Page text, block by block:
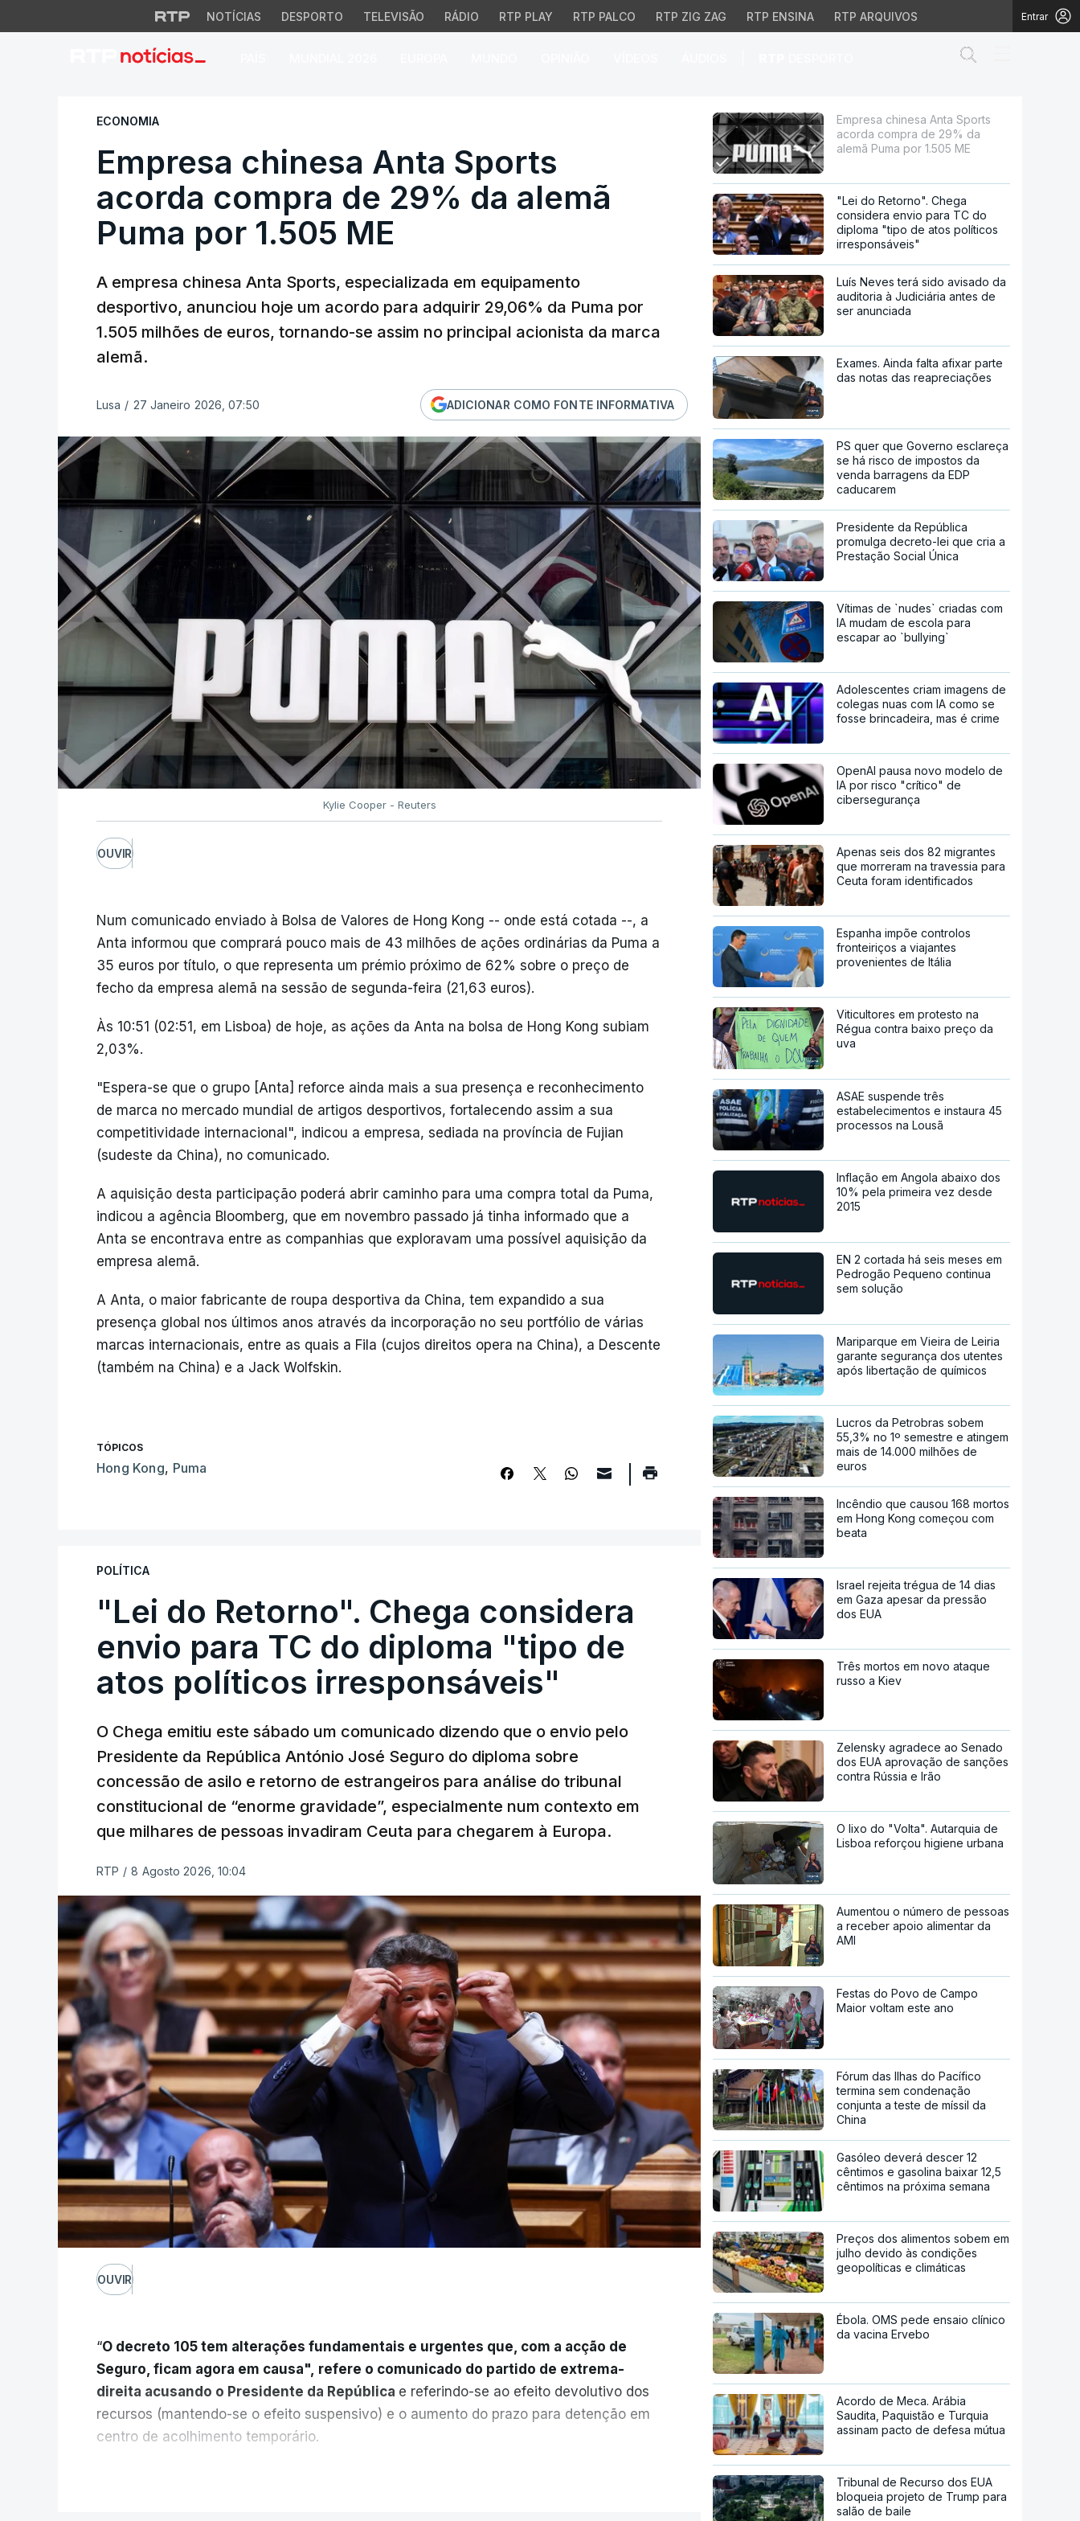
NOTÍCIAS DESPORTO TELEVISÃO RÁDIO RTP PLAY RTP PALCO RTP ZIG ZAG RTP ENSINA RTP ARQUIVOS Entrar
Empresa chinesa Anta Sports acorda compra de 29% da alemã
ECONOMIA
Empresa chinesa Anta Sports
acorda compra de 29% da alemã
Puma por 1.505 ME
A empresa chinesa Anta Sports, especializada em equipamento
desportivo, anunciou hoje um acordo para adquirir 29,06% da Puma por
1.505 milhões de euros, tornando-se assim no principal acionista da marca
alemã.
Lusa / 27 Janeiro 2026, 07:50 ADICIONAR COMO FONTE INFORMATIVA
Kylie Cooper - Reuters
OUVIR
Num comunicado enviado à Bolsa de Valores de Hong Kong -- onde está cotada --, a
Anta informou que comprará pouco mais de 43 milhões de ações ordinárias da Puma a
35 euros por título, o que representa um prémio próximo de 62% sobre o preço de
fecho da empresa alemã na sessão de segunda-feira (21,63 euros).
Às 10:51 (02:51, em Lisboa) de hoje, as ações da Anta na bolsa de Hong Kong subiam
2,03%.
"Espera-se que o grupo [Anta] reforce ainda mais a sua presença e reconhecimento
de marca no mercado mundial de artigos desportivos, fortalecendo assim a sua
competitividade internacional", indicou a empresa, sediada na província de Fujian
(sudeste da China), no comunicado.
A aquisição desta participação poderá abrir caminho para uma compra total da Puma,
indicou a agência Bloomberg, que em novembro passado já tinha informado que a
Anta se encontrava entre as companhias que exploravam uma possível aquisição da
empresa alemã.
A Anta, o maior fabricante de roupa desportiva da China, tem expandido a sua
presença global nos últimos anos através da incorporação no seu portfólio de várias
marcas internacionais, entre as quais a Fila (cujos direitos opera na China), a Descente
(também na China) e a Jack Wolfskin.
TÓPICOS
Hong Kong, Puma
POLÍTICA
"Lei do Retorno". Chega considera
envio para TC do diploma "tipo de
atos políticos irresponsáveis"
O Chega emitiu este sábado um comunicado dizendo que o envio pelo
Presidente da República António José Seguro do diploma sobre
concessão de asilo e retorno de estrangeiros para análise do tribunal
constitucional de “enorme gravidade”, especialmente num contexto em
que milhares de pessoas invadiram Ceuta para chegarem à Europa.
RTP / 8 Agosto 2026, 10:04
OUVIR
“O decreto 105 tem alterações fundamentais e urgentes que, com a acção de
Seguro, ficam agora em causa", refere o comunicado do partido de extrema-
direita acusando o Presidente da República e referindo-se ao efeito devolutivo dos
recursos (mantendo-se o efeito suspensivo) e o aumento do prazo para detenção em
centro de acolhimento temporário.
Empresa chinesa Anta Sports
acorda compra de 29% da
alemã Puma por 1.505 ME
"Lei do Retorno". Chega
considera envio para TC do
diploma "tipo de atos políticos
irresponsáveis"
Luís Neves terá sido avisado da
auditoria à Judiciária antes de
ser anunciada
Exames. Ainda falta afixar parte
das notas das reapreciações
PS quer que Governo esclareça
se há risco de impostos da
venda barragens da EDP
caducarem
Presidente da República
promulga decreto-lei que cria a
Prestação Social Única
Vítimas de `nudes` criadas com
IA mudam de escola para
escapar ao `bullying`
Adolescentes criam imagens de
colegas nuas com IA como se
fosse brincadeira, mas é crime
OpenAI pausa novo modelo de
IA por risco "crítico" de
cibersegurança
Apenas seis dos 82 migrantes
que morreram na travessia para
Ceuta foram identificados
Espanha impõe controlos
fronteiriços a viajantes
provenientes de Itália
Viticultores em protesto na
Régua contra baixo preço da
uva
ASAE suspende três
estabelecimentos e instaura 45
processos na Lousã
Inflação em Angola abaixo dos
10% pela primeira vez desde
2015
EN 2 cortada há seis meses em
Pedrogão Pequeno continua
sem solução
Mariparque em Vieira de Leiria
garante segurança dos utentes
após libertação de químicos
Lucros da Petrobras sobem
55,3% no 1º semestre e atingem
mais de 14.000 milhões de
euros
Incêndio que causou 168 mortos
em Hong Kong começou com
beata
Israel rejeita trégua de 14 dias
em Gaza apesar da pressão
dos EUA
Três mortos em novo ataque
russo a Kiev
Zelensky agradece ao Senado
dos EUA aprovação de sanções
contra Rússia e Irão
O lixo do "Volta". Autarquia de
Lisboa reforçou higiene urbana
Aumentou o número de pessoas
a receber apoio alimentar da
AMI
Festas do Povo de Campo
Maior voltam este ano
Fórum das Ilhas do Pacífico
termina sem condenação
conjunta a teste de míssil da
China
Gasóleo deverá descer 12
cêntimos e gasolina baixar 12,5
cêntimos na próxima semana
Preços dos alimentos sobem em
julho devido às condições
geopolíticas e climáticas
Ébola. OMS pede ensaio clínico
da vacina Ervebo
Acordo de Meca. Arábia
Saudita, Paquistão e Turquia
assinam pacto de defesa mútua
Tribunal de Recurso dos EUA
bloqueia projeto de Trump para
salão de baile